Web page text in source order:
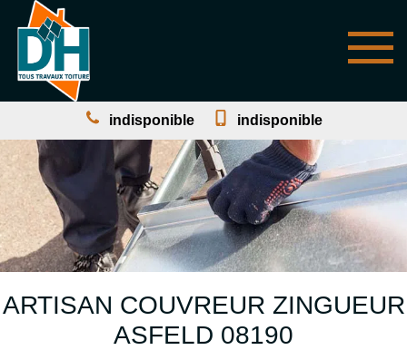
indisponible indisponible
ARTISAN COUVREUR ZINGUEUR
ASFELD 08190